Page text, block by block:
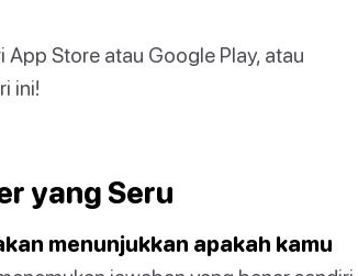
App Store atau Google Play, atau
ini!
yang Seru
menunjukkan apakah kamu